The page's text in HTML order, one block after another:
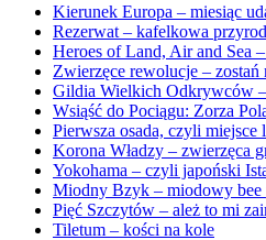
Kierunek Europa – miesiąc
Rezerwat – kafelkowa
Heroes of Land, Air and Sea
Zwierzęce rewolucje – zostań
Gildia Wielkich Odkrywców
Wsiąść do Pociągu: Zorza
Pierwsza osada, czyli
Korona Władzy – zwierzęca
Yokohama – czyli japoński
Miodny Bzyk – miodowy bee
Pięć Szczytów – ależ to mi
Tiletum – kości na kole